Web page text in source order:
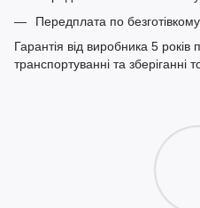
Передплата по
Гарантія від виробника 5
транспортуванні та зберіганні